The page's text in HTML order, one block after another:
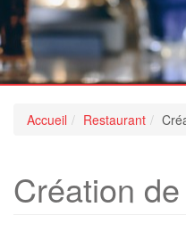
Accueil Restaurant
Création